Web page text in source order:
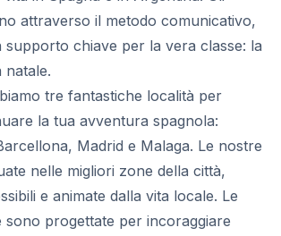
attraverso il metodo comunicativo,
chiave per la vera classe: la
natale.
tre fantastiche località per
la tua avventura spagnola:
Madrid e Malaga. Le nostre
nelle migliori zone della città,
e animate dalla vita locale. Le
progettate per incoraggiare